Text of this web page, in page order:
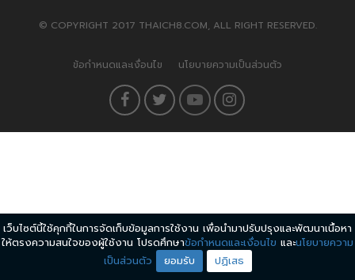
© COPYRIGHT 2017 THAICH8.COM, ALL RIGHT RESERVED.
ข้อกำหนดและเงื่อนไข นโยบายความเป็นส่วนตัว
เว็บไซต์นี้ใช้คุกกี้ในการจัดเก็บข้อมูลการใช้งาน เพื่อนำมาปรับปรุงและพัฒนาเนื้อหา
ให้ตรงความสนใจของผู้ใช้งาน โปรดศึกษาข้อกำหนดและเงื่อนไข และนโยบายความ
เป็นส่วนตัว
ยอมรับ ปฏิเสธ